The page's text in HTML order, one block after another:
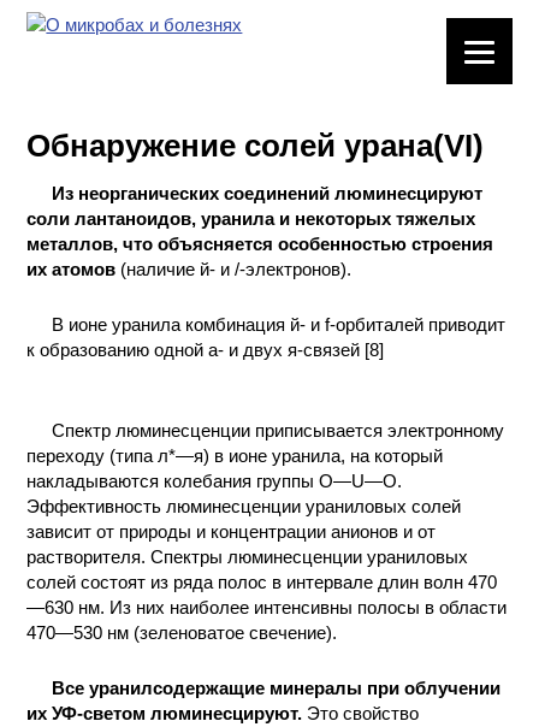
ХИМИЧЕСКАЯ
ВРЕДНЫЕ
ФАКТОРЫ
МЕТОДЫ
ПРАКТИЧЕСКОЙ
ХИМИЯ НА
ПРОИЗВОДСТВЕ
И ХИМИЧЕСКАЯ
ТЕХНОЛОГИЯ
КОНТАКТЫ
Обнаружение солей урана(VI)
Из неорганических соединений люминесцируют
соли лантаноидов, уранила и некоторых тяжелых
металлов, что объясняется особенностью строения
их атомов (наличие й- и /-электронов).
В ионе уранила комбинация й- и f-орбиталей приводит
к образованию одной а- и двух я-связей [8]
Спектр люминесценции приписывается электронному
переходу (типа л*—я) в ионе уранила, на который
накладываются колебания группы О—U—О.
Эффективность люминесценции ураниловых солей
зависит от природы и концентрации анионов и от
растворителя. Спектры люминесценции ураниловых
солей состоят из ряда полос в интервале длин волн 470
—630 нм. Из них наиболее интенсивны полосы в области
470—530 нм (зеленоватое свечение).
Все уранилсодержащие минералы при облучении
их УФ-светом люминесцируют. Это свойство